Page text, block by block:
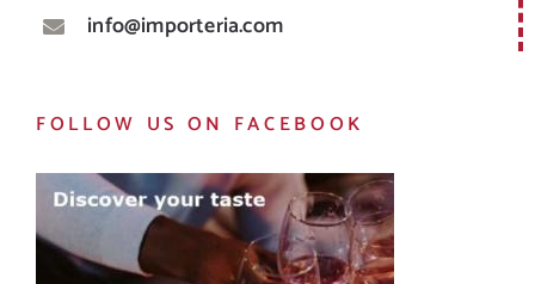
info@importeria.com
FOLLOW US ON FACEBOOK